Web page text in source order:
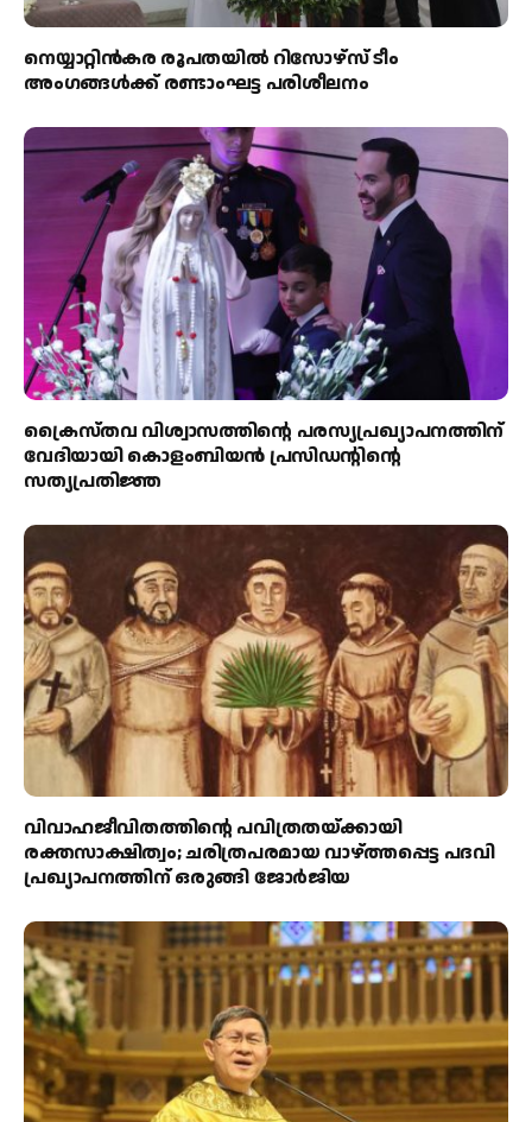
നെയ്യാറ്റിൻകര രൂപതയിൽ റിസോഴ്സ് ടീം
അംഗങ്ങൾക്ക് രണ്ടാംഘട്ട പരിശീലനം
ക്രൈസ്തവ വിശ്വാസത്തിന്റെ പരസ്യപ്രഖ്യാപനത്തിന്
വേദിയായി കൊളംബിയൻ പ്രസിഡന്റിന്റെ
സത്യപ്രതിജ്ഞ
വിവാഹജീവിതത്തിന്റെ പവിത്രതയ്ക്കായി
രക്തസാക്ഷിത്വം; ചരിത്രപരമായ വാഴ്ത്തപ്പെട്ട പദവി
പ്രഖ്യാപനത്തിന് ഒരുങ്ങി ജോര്‍ജിയ